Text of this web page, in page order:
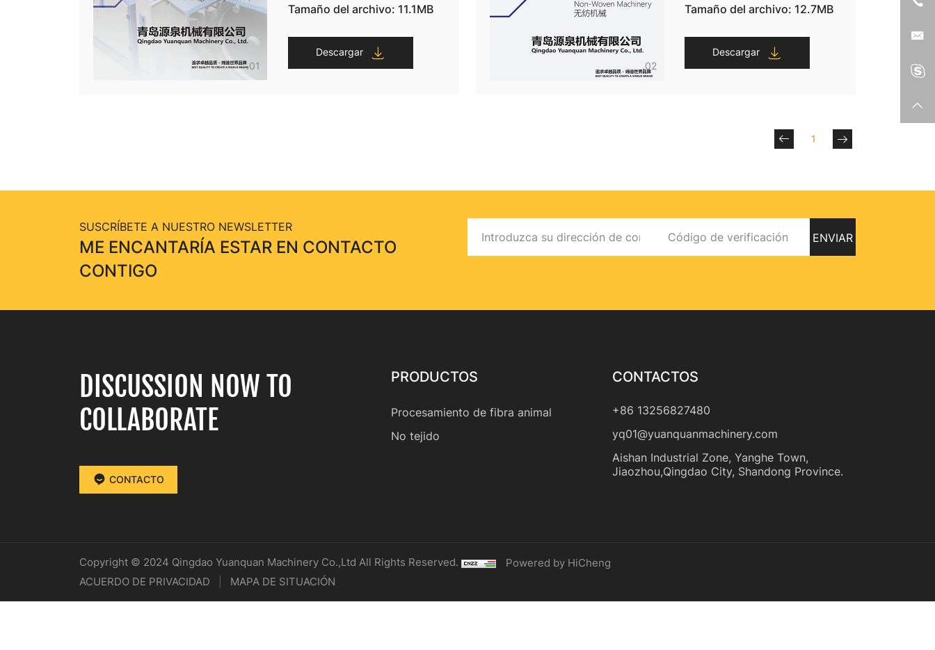
01
Tamaño del archivo: 11.1MB
Descargar
02
Tamaño del archivo: 12.7MB
Descargar
1
SUSCRÍBETE A NUESTRO NEWSLETTER
ME ENCANTARÍA ESTAR EN CONTACTO
CONTIGO
ENVIAR
DISCUSSION NOW TO
COLLABORATE
CONTACTO
PRODUCTOS
Procesamiento de fibra animal
No tejido
CONTACTOS
+86 13256827480
yq01@yuanquanmachinery.com
Aishan Industrial Zone, Yanghe Town,
Jiaozhou,Qingdao City, Shandong Province.
Copyright © 2024 Qingdao Yuanquan Machinery Co.,Ltd All Rights Reserved.
Powered by HiCheng
ACUERDO DE PRIVACIDAD
MAPA DE SITUACIÓN